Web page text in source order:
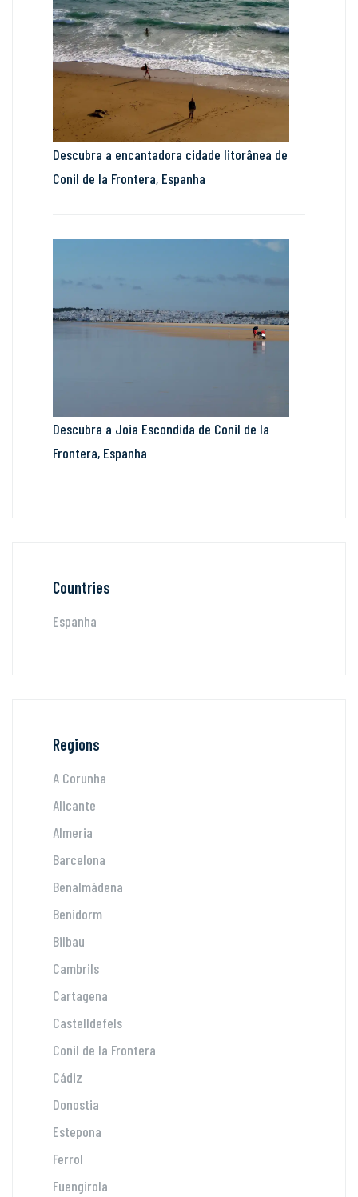
Descubra a encantadora cidade litorânea de
Conil de la Frontera, Espanha
Descubra a Joia Escondida de Conil de la
Frontera, Espanha
Countries
Espanha
Regions
A Corunha
Alicante
Almeria
Barcelona
Benalmádena
Benidorm
Bilbau
Cambrils
Cartagena
Castelldefels
Conil de la Frontera
Cádiz
Donostia
Estepona
Ferrol
Fuengirola